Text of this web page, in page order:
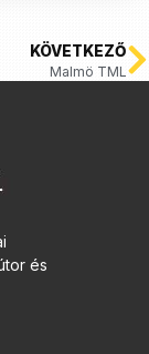
KÖVETKEZŐ
Malmö TML
és